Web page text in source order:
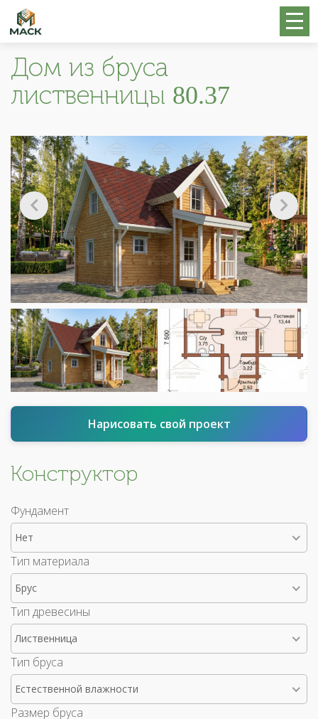
Дом из бруса
лиственницы 80.37
Нарисовать свой проект
Конструктор
Фундамент
Нет
Тип материала
Брус
Тип древесины
Лиственница
Тип бруса
Естественной влажности
Размер бруса